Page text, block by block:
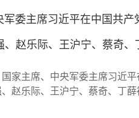
主席、中央军委主席习近平
赵乐际、王沪宁、蔡奇、丁薛